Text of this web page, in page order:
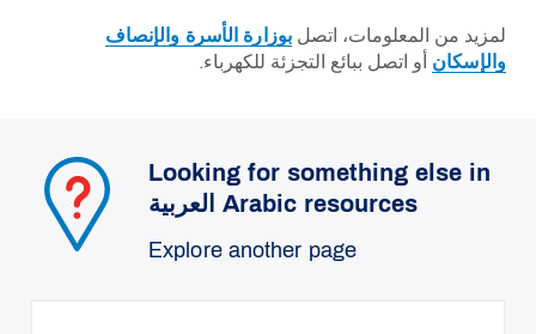
لمزيد من المعلومات، اتصل بوزارة الأسرة والإنصاف
والإسكان أو اتصل ببائع التجزئة للكهرباء.
Looking for something else in
العربية Arabic resources
Explore another page